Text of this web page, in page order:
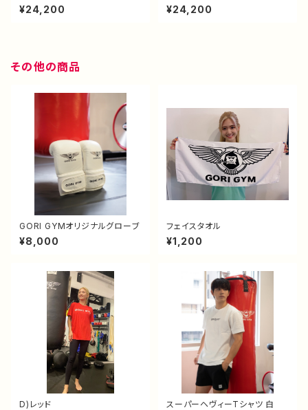
¥24,200 ¥24,200
その他の商品
GORI GYMオリジナルグローブ
¥8,000
フェイスタオル
¥1,200
D)レッド スーパーヘヴィーTシャツ 白